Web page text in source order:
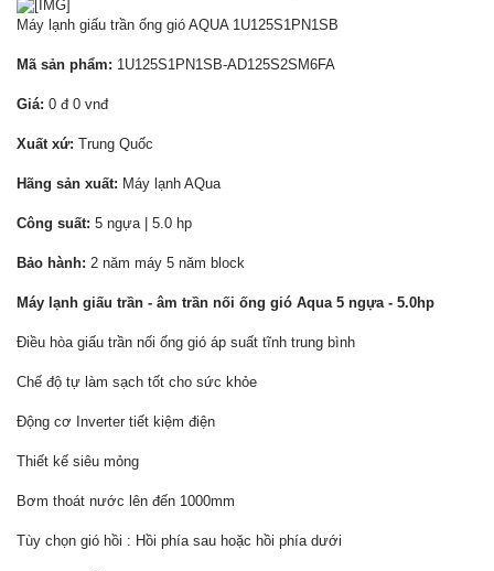
Máy lạnh giấu trần ống gió AQUA 1U125S1PN1SB
Mã sản phẩm: 1U125S1PN1SB-AD125S2SM6FA
Giá: 0 đ 0 vnđ
Xuất xứ: Trung Quốc
Hãng sản xuất: Máy lạnh AQua
Công suất: 5 ngựa | 5.0 hp
Bảo hành: 2 năm máy 5 năm block
Máy lạnh giấu trần - âm trần nối ống gió Aqua 5 ngựa - 5.0hp
Điều hòa giấu trần nối ống gió áp suất tĩnh trung bình
Chế độ tự làm sạch tốt cho sức khỏe
Động cơ Inverter tiết kiệm điện
Thiết kế siêu mỏng
Bơm thoát nước lên đến 1000mm
Tùy chọn gió hồi : Hồi phía sau hoặc hồi phía dưới